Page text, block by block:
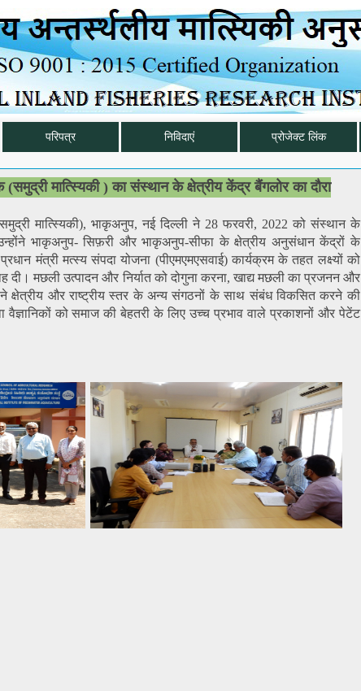
परिपत्र निविदाएं प्रोजेक्ट लिंक
मात्स्यिकी ) का संस्थान के क्षेत्रीय केंद्र बैंगलोर का दौरा
मात्स्यिकी), भाकृअनुप, नई दिल्ली ने 28 फरवरी, 2022 को संस्थान के
उन्होंने भाकृअनुप- सिफ़री और भाकृअनुप-सीफा के क्षेत्रीय अनुसंधान केंद्रों के
मंत्री मत्स्य संपदा योजना (पीएमएमएसवाई) कार्यक्रम के तहत लक्ष्यों को
दी। मछली उत्पादन और निर्यात को दोगुना करना, खाद्य मछली का प्रजनन और
क्षेत्रीय और राष्ट्रीय स्तर के अन्य संगठनों के साथ संबंध विकसित करने की
वैज्ञानिकों को समाज की बेहतरी के लिए उच्च प्रभाव वाले प्रकाशनों और पेटेंट